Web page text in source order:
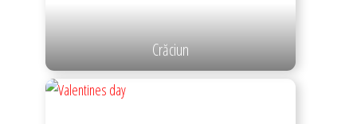
Crăciun